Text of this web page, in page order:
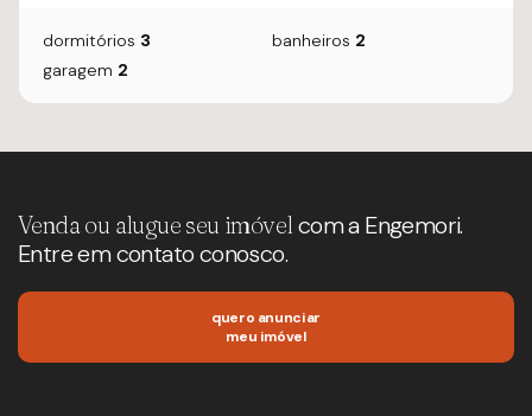
dormitórios 3 banheiros 2
garagem 2
Venda ou alugue seu imóvel com a Engemori.
Entre em contato conosco.
quero anunciar
meu imóvel